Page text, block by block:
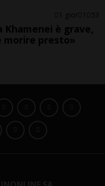
1 gior 1 53
Khamenei è grave,
morire presto»